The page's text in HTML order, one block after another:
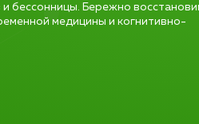
бессонницы. Бережно
медицины и когнитивно-